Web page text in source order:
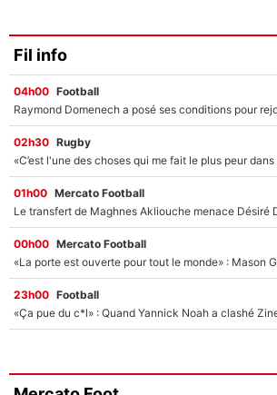
Fil info
04h00 Football
02h30 Rugby
01h00 Mercato Football
00h00 Mercato Football
23h00 Football